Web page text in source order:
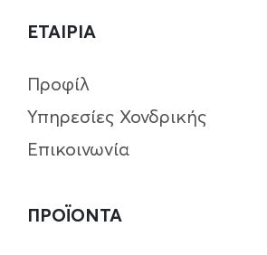
ΕΤΑΙΡΙΑ
Προφίλ
Υπηρεσίες Χονδρικής
Επικοινωνία
ΠΡΟΪΟΝΤΑ